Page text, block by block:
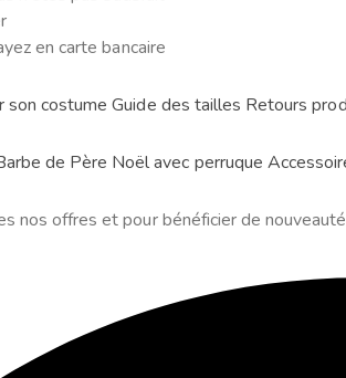
en carte bancaire
son costume Guide des tailles Retours
de Père Noël avec perruque
nos offres et pour bénéficier de